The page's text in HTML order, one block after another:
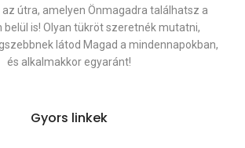
útra, amelyen Önmagadra találhatsz a
belül is! Olyan tükröt szeretnék mutatni,
látod Magad a mindennapokban,
és alkalmakkor egyaránt!
Gyors linkek